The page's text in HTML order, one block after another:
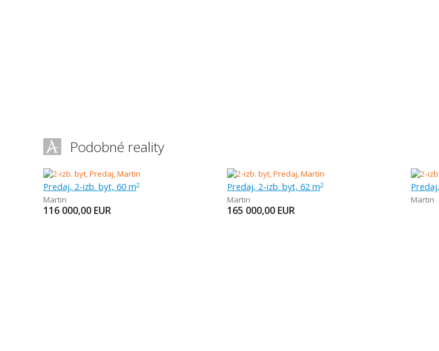
Podobné reality
Predaj, 2-izb. byt, 60 m2
Martin
116 000,00 EUR
Predaj, 2-izb. byt, 62 m2
Martin
165 000,00 EUR
Martin